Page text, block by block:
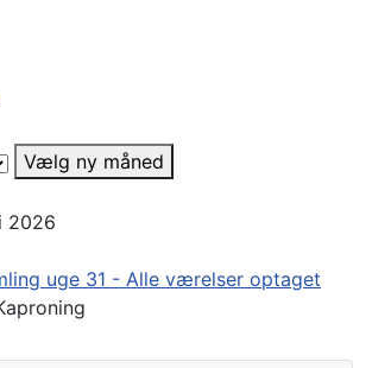
Vælg ny måned
2026
uge 31 - Alle værelser optaget